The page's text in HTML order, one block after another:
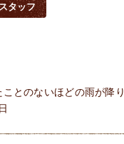
タッフ
とのないほどの雨が降り